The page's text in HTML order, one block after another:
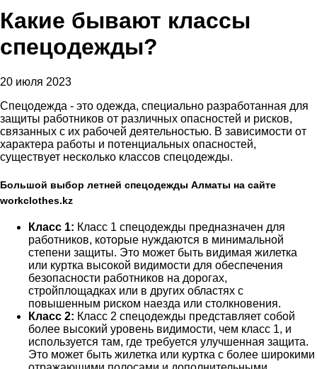
Какие бывают классы
спецодежды?
20 июля 2023
Спецодежда - это одежда, специально разработанная для
защиты работников от различных опасностей и рисков,
связанных с их рабочей деятельностью. В зависимости от
характера работы и потенциальных опасностей,
существует несколько классов спецодежды.
Большой выбор летней спецодежды Алматы на сайте
workclothes.kz
Класс 1: Класс 1 спецодежды предназначен для
работников, которые нуждаются в минимальной
степени защиты. Это может быть видимая жилетка
или куртка высокой видимости для обеспечения
безопасности работников на дорогах,
стройплощадках или в других областях с
повышенным риском наезда или столкновения.
Класс 2: Класс 2 спецодежды представляет собой
более высокий уровень видимости, чем класс 1, и
используется там, где требуется улучшенная защита.
Это может быть жилетка или куртка с более широкими